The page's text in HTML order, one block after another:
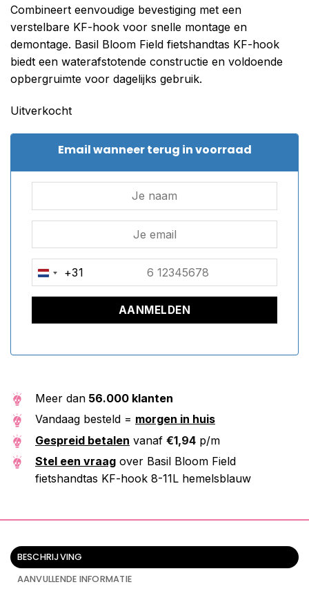
Combineert eenvoudige bevestiging met een
verstelbare KF-hook voor snelle montage en
demontage. Basil Bloom Field fietshandtas KF-hook
biedt een waterafstotende constructie en voldoende
opbergruimte voor dagelijks gebruik.
Uitverkocht
Email wanneer terug in voorraad
NETHERLANDS
+31
+31
Meer dan 56.000 klanten
Vandaag besteld = morgen in huis
Gespreid betalen vanaf €1,94 p/m
Stel een vraag over Basil Bloom Field
fietshandtas KF-hook 8-11L hemelsblauw
BESCHRIJVING
AANVULLENDE INFORMATIE